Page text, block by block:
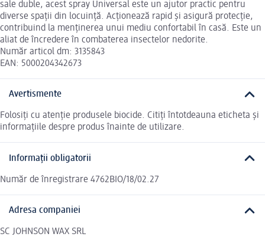
sale duble, acest spray Universal este un ajutor practic pentru
diverse spații din locuință. Acționează rapid și asigură protecție,
contribuind la menținerea unui mediu confortabil în casă. Este un
aliat de încredere în combaterea insectelor nedorite.
Număr articol dm: 3135843
EAN: 5000204342673
Avertismente
Folosiți cu atenție produsele biocide. Citiți întotdeauna eticheta și
informațiile despre produs înainte de utilizare.
Informații obligatorii
Număr de înregistrare 4762BIO/18/02.27
Adresa companiei
SC JOHNSON WAX SRL